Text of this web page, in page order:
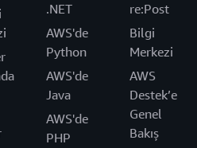
.NET
AWS'de
Python
AWS'de
Java
AWS'de
PHP
re:Post
Bilgi
Merkezi
AWS
Destek’e
Genel
Bakış